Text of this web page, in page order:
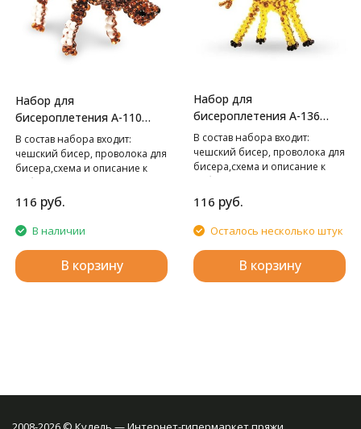
Набор для
бисероплетения А-110
Лось,
В cостав набора входит:
чешский бисер, проволока для
бисера,схема и описание к
работе.
116 руб.
В наличии
В корзину
Набор для
бисероплетения А-136
Жираф,
В cостав набора входит:
чешский бисер, проволока для
бисера,схема и описание к
работе.
116 руб.
Осталось несколько штук
В корзину